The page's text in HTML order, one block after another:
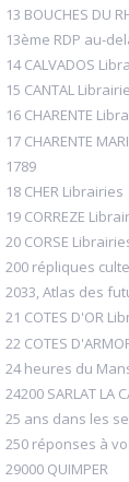
13 BOUCHES DU
13ème RDP au-
14 CALVADOS
15 CANTAL
16 CHARENTE
17 CHARENTE
1789
18 CHER Librairies
19 CORREZE
20 CORSE
200 répliques
2033, Atlas des
21 COTES D'OR
22 COTES
24 heures du
24200 SARLAT LA
25 ans dans les
250 réponses à
29000 QUIMPER